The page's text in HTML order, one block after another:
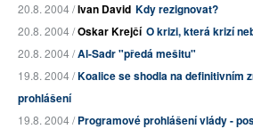
20.8. 2004 /Ivan David Kdy rezignovat?
20.8. 2004 /Oskar Krejčí O krizi, která krizí
20.8. 2004 /Al-Sadr "předá mešitu"
19.8. 2004 /Koalice se shodla na definitivním
prohlášení
19.8. 2004 /Programové prohlášení vlády -